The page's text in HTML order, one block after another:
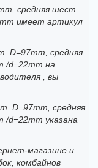
средняя шест.
имеет артикул
D=97mm, средняя
/d=22mm на
, вы
D=97mm, средняя
d=22mm указана
магазине и
комбайнов